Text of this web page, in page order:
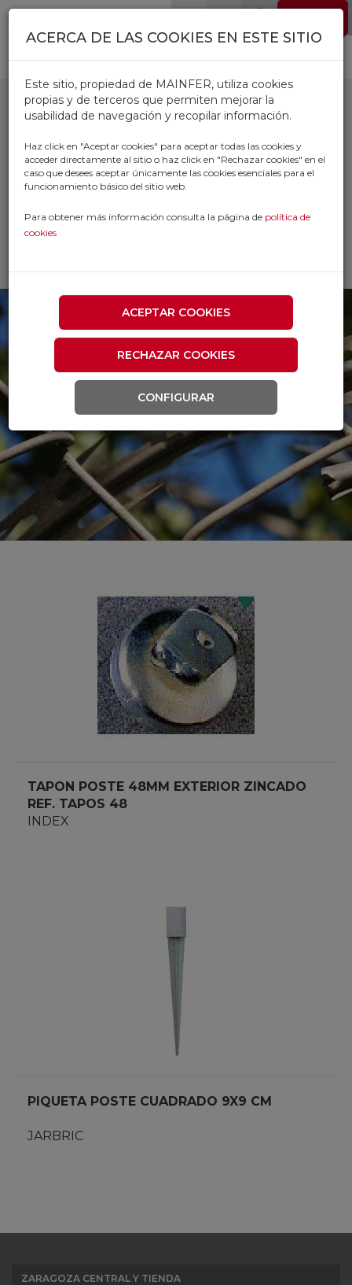
Pasar al contenido principal
ACCESORIOS
POSTES
TAPON POSTE 48MM EXTERIOR ZINCADO
REF. TAPOS 48
INDEX
PIQUETA POSTE CUADRADO 9X9 CM
JARBRIC
ZARAGOZA CENTRAL Y TIENDA
ACERCA DE LAS COOKIES EN ESTE SITIO
Este sitio, propiedad de MAINFER, utiliza cookies
propias y de terceros que permiten mejorar la
usabilidad de navegación y recopilar información.
Haz click en "Aceptar cookies" para aceptar todas las cookies y
acceder directamente al sitio o haz click en "Rechazar cookies" en el
caso que desees aceptar únicamente las cookies esenciales para el
funcionamiento básico del sitio web.
Para obtener más información consulta la página de política de
cookies
ACEPTAR COOKIES
RECHAZAR COOKIES
CONFIGURAR